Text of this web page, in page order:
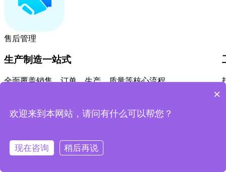
售后管理
生产制造一站式
全面覆盖销售、订单、生产、质量等核心流程
实现运营成本降低与生产经营效益提高
×
欢迎来到本网站，请问有什么可以帮您？
现在咨询 稍后再说